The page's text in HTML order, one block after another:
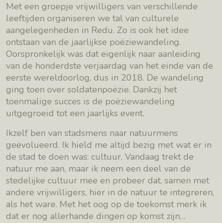
Met een groepje vrijwilligers van verschillende
leeftijden organiseren we tal van culturele
aangelegenheden in Redu. Zo is ook het idee
ontstaan van de jaarlijkse poëziewandeling.
Oorspronkelijk was dat eigenlijk naar aanleiding
van de honderdste verjaardag van het einde van de
eerste wereldoorlog, dus in 2018. De wandeling
ging toen over soldatenpoëzie. Dankzij het
toenmalige succes is de poëziewandeling
uitgegroeid tot een jaarlijks event.
Ikzelf ben van stadsmens naar natuurmens
geëvolueerd. Ik hield me altijd bezig met wat er in
de stad te doen was: cultuur. Vandaag trekt de
natuur me aan, maar ik neem een deel van de
stedelijke cultuur mee en probeer dat, samen met
andere vrijwilligers, hier in de natuur te integreren,
als het ware. Met het oog op de toekomst merk ik
dat er nog allerhande dingen op komst zijn…